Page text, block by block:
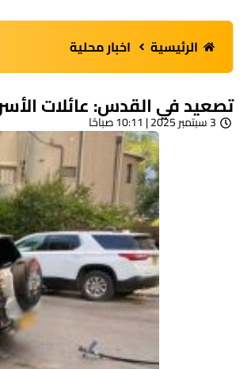
الرئيسية اخبار محلية
تصعيد في القدس: عائلات
3 سبتمبر 2025 | 10:11 صباحًا